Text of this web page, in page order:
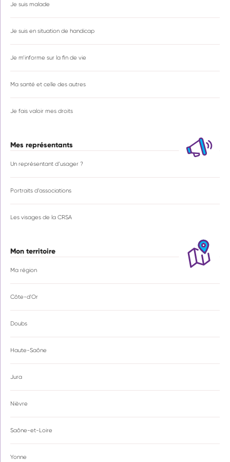
Je suis malade
Je suis en situation de handicap
Je m’informe sur la fin de vie
Ma santé et celle des autres
Je fais valoir mes droits
Mes représentants
Un représentant d’usager ?
Portraits d’associations
Les visages de la CRSA
Mon territoire
Ma région
Côte-d'Or
Doubs
Haute-Saône
Jura
Nièvre
Saône-et-Loire
Yonne